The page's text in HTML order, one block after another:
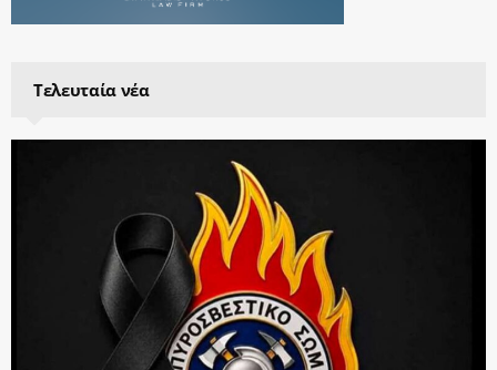
Τελευταία νέα